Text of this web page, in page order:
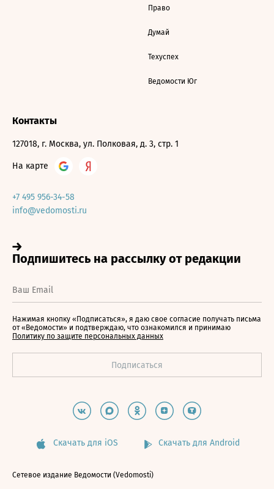
Право
Думай
Техуспех
Ведомости Юг
Контакты
127018, г. Москва, ул. Полковая, д. 3, стр. 1
На карте
+7 495 956-34-58
info@vedomosti.ru
Нажимая кнопку «Подписаться», я даю свое согласие получать письма
от «Ведомости» и подтверждаю, что ознакомился и принимаю
Политику по защите персональных данных
Скачать для iOS Скачать для Android
Сетевое издание Ведомости (Vedomosti)